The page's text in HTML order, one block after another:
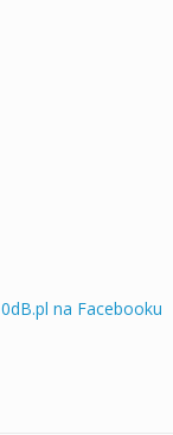
0dB.pl na Facebooku